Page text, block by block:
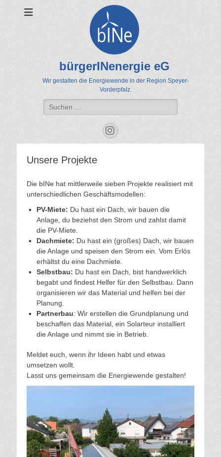
bürgerINenergie eG
Wir gestalten die Energiewende in der Region Speyer-
Vorderpfalz.
Suche
nach:
Instagram
Unsere Projekte
Die bINe hat mittlerweile sieben Projekte realisiert mit
unterschiedlichen Geschäftsmodellen:
PV-Miete: Du hast ein Dach, wir bauen die
Anlage, du beziehst den Strom und zahlst damit
die PV-Miete.
Dachmiete: Du hast ein (großes) Dach, wir bauen
die Anlage und speisen den Strom ein. Vom Erlös
erhältst du eine Dachmiete.
Selbstbau: Du hast ein Dach, bist handwerklich
begabt und findest Helfer für den Selbstbau. Dann
organisieren wir das Material und helfen bei der
Planung.
Partnerbau: Wir erstellen die Grundplanung und
beschaffen das Material, ein Solarteur installiert
die Anlage und nimmt sie in Betrieb.
Meldet euch, wenn ihr Ideen habt und etwas
umsetzen wollt.
Lasst uns gemeinsam die Energiewende gestalten!